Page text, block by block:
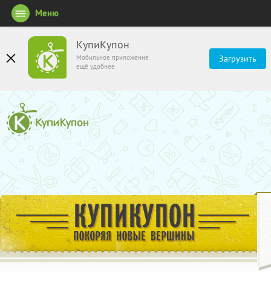
КупиКупон
Мобильное приложение
ещё удобнее
Загрузить
Меню